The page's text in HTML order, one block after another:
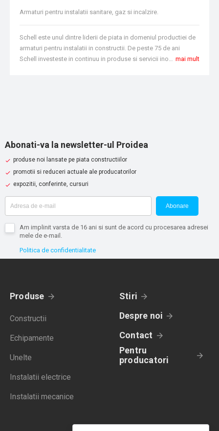
Armaturi pentru instalatii sanitare, gaz si incalzire.
Schell este unul dintre liderii de piata in domeniul productiei de
armaturi pentru instalatii in constructii. De peste 75 de ani
Schell investeste in continuu in produse si servicii inovatoare dezvoltate in spiritul responsabilitatii sociale. Firma Schell este considerata unul dintre lideri din punct de vedere tehnologic, in industria ventilelor coltare, armaturilor electronice si mecanice de spalare. mai mult
Abonati-va la newsletter-ul Proidea
produse noi lansate pe piata constructiilor
promotii si reduceri actuale ale producatorilor
expozitii, conferinte, cursuri
Abonare
Am implinit varsta de 16 ani si sunt de acord cu procesarea adresei
mele de e-mail.
Politica de confidentialitate
Produse
Constructii
Echipamente
Unelte
Instalatii electrice
Instalatii mecanice
Stiri
Despre noi
Contact
Pentru
producatori